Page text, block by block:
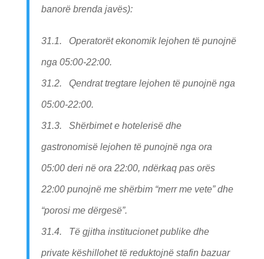
banorë brenda javës):
31.1. Operatorët ekonomik lejohen të punojnë
nga 05:00-22:00.
31.2. Qendrat tregtare lejohen të punojnë nga
05:00-22:00.
31.3. Shërbimet e hotelerisë dhe
gastronomisë lejohen të punojnë nga ora
05:00 deri në ora 22:00, ndërkaq pas orës
22:00 punojnë me shërbim “merr me vete” dhe
“porosi me dërgesë”.
31.4. Të gjitha institucionet publike dhe
private këshillohet të reduktojnë stafin bazuar